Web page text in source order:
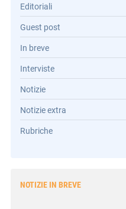
Editoriali
Guest post
In breve
Interviste
Notizie
Notizie extra
Rubriche
NOTIZIE IN BREVE